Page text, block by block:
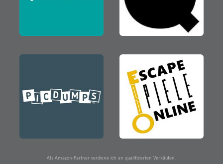
Als Amazon-Partner verdiene ich an qualifizierten Verkäufen.